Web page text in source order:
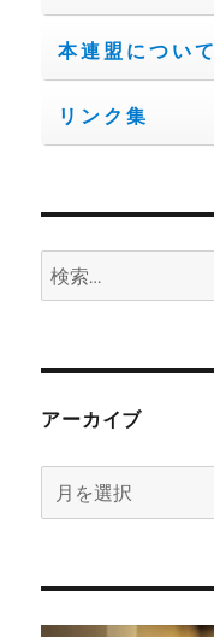
本連盟について
リンク集
検
索:
アーカイブ
ー
イ